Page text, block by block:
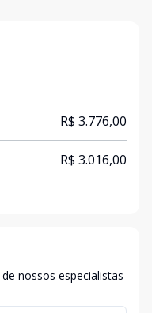
R$ 3.776,00
R$ 3.016,00
nossos especialistas